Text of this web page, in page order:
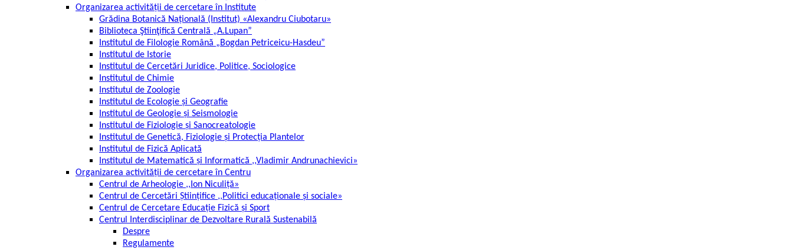
Organizarea activității de cercetare în Institute
Grădina Botanică Națională (Institut) «Alexandru Ciubotaru»
Biblioteca Ştiinţifică Centrală „A.Lupan”
Institutul de Filologie Română „Bogdan Petriceicu-Hasdeu”
Institutul de Istorie
Institutul de Cercetări Juridice, Politice, Sociologice
Institutul de Chimie
Institutul de Zoologie
Institutul de Ecologie și Geografie
Institutul de Geologie și Seismologie
Institutul de Fiziologie și Sanocreatologie
Institutul de Genetică, Fiziologie și Protecția Plantelor
Institutul de Fizică Aplicată
Institutul de Matematică și Informatică ,,Vladimir Andrunachievici»
Organizarea activității de cercetare în Centru
Centrul de Arheologie ,,Ion Niculiță»
Centrul de Cercetări Științifice ,,Politici educaționale și sociale»
Centrul de Cercetare Educație Fizică și Sport
Centrul Interdisciplinar de Dezvoltare Rurală Sustenabilă
Despre
Regulamente